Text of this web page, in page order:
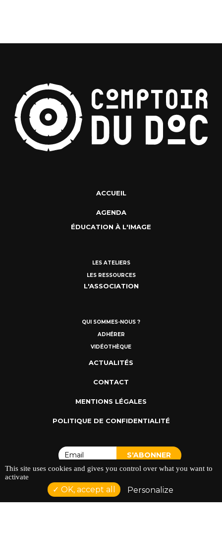
ACCUEIL
AGENDA
ÉDUCATION À L'IMAGE
LES ATELIERS
LES RESSOURCES
L'ASSOCIATION
QUI SOMMES-NOUS ?
ADHÉRER
VIDÉOTHÈQUE
ACTUALITÉS
CONTACT
MENTIONS LÉGALES
POLITIQUE DE CONFIDENTIALITÉ
ADRESSE : 128 AVENUE DU SERGENT MAGINOT 35000
This site uses cookies and gives you control over what you want to
activate
OK, accept all Personalize